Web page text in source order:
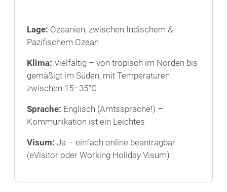
Lage: Ozeanien, zwischen Indischem &
Pazifischem Ozean
Klima: Vielfältig – von tropisch im Norden bis
gemäßigt im Süden, mit Temperaturen
zwischen 15–35°C
Sprache: Englisch (Amtssprache!) –
Kommunikation ist ein Leichtes
Visum: Ja – einfach online beantragbar
(eVisitor oder Working Holiday Visum)